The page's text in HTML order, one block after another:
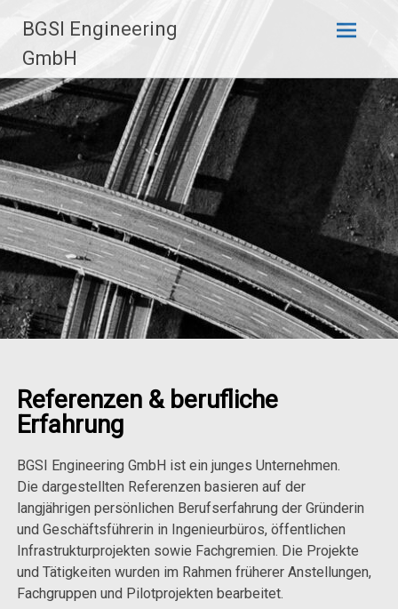
BGSI Engineering
GmbH
Referenzen & berufliche
Erfahrung
BGSI Engineering GmbH ist ein junges Unternehmen.
Die dargestellten Referenzen basieren auf der
langjährigen persönlichen Berufserfahrung der Gründerin
und Geschäftsführerin in Ingenieurbüros, öffentlichen
Infrastrukturprojekten sowie Fachgremien. Die Projekte
und Tätigkeiten wurden im Rahmen früherer Anstellungen,
Fachgruppen und Pilotprojekten bearbeitet.